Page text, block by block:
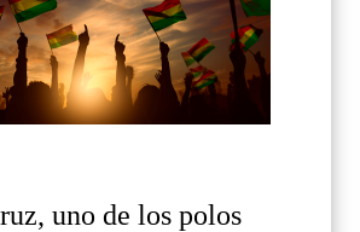
uno de los polos